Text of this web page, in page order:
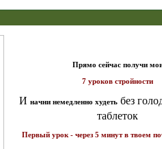
Как запустить жиросжигание за 7
Прямо сейчас получи мои
7 уроков стройности
худетьбез голодных диет и
- через 5 минут в твоем почтовом ящике!